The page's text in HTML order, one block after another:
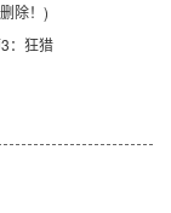
除！)
：狂猎